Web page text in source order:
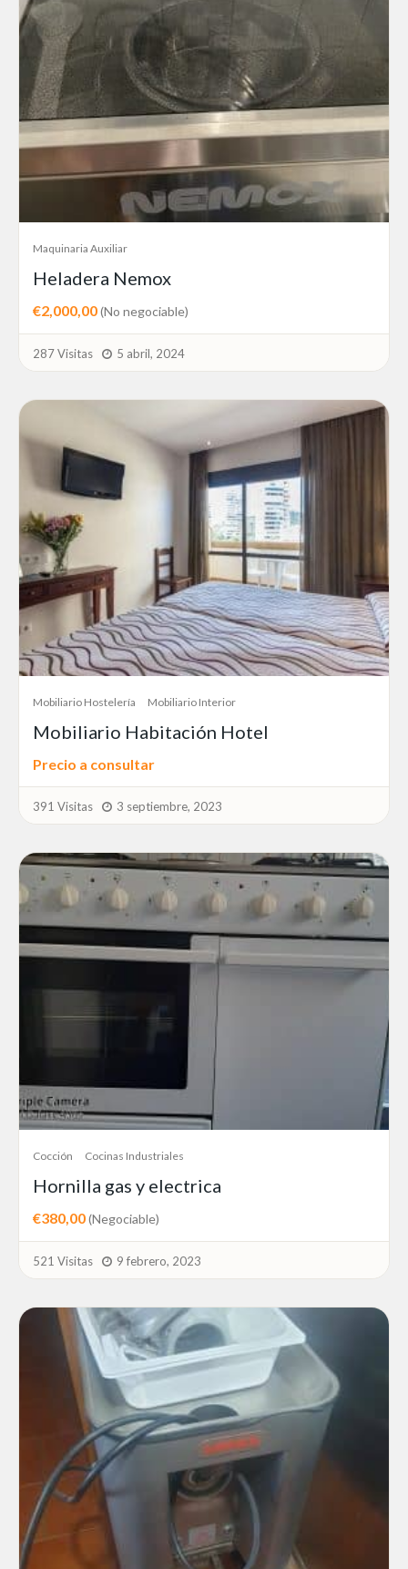
Maquinaria Auxiliar
Heladera Nemox
€2,000,00(No negociable)
287 Visitas 5 abril, 2024
Mobiliario Hostelería Mobiliario Interior
Mobiliario Habitación Hotel
Precio a consultar
391 Visitas 3 septiembre, 2023
Cocción Cocinas Industriales
Hornilla gas y electrica
€380,00(Negociable)
521 Visitas 9 febrero, 2023